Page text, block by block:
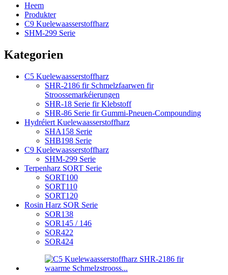
Heem
Produkter
C9 Kuelewaasserstoffharz
SHM-299 Serie
Kategorien
C5 Kuelewaasserstoffharz
SHR-2186 fir Schmelzfaarwen fir
Stroossemarkéierungen
SHR-18 Serie fir Klebstoff
SHR-86 Serie fir Gummi-Pneuen-Compounding
Hydréiert Kuelewaasserstoffharz
SHA158 Serie
SHB198 Serie
C9 Kuelewaasserstoffharz
SHM-299 Serie
Terpenharz SORT Serie
SORT100
SORT110
SORT120
Rosin Harz SOR Serie
SOR138
SOR145 / 146
SOR422
SOR424